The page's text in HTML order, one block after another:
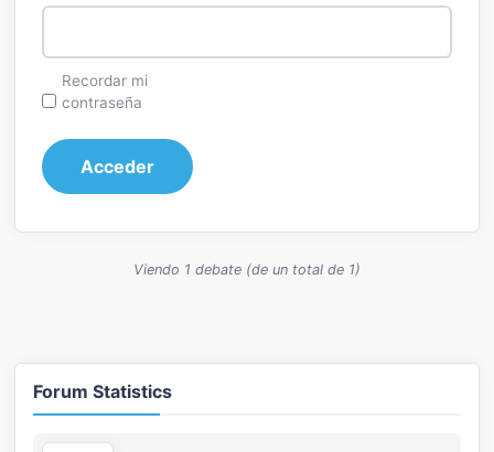
Viendo 1 debate (de un total de 1)
Recordar mi
contraseña
Acceder
Forum Statistics